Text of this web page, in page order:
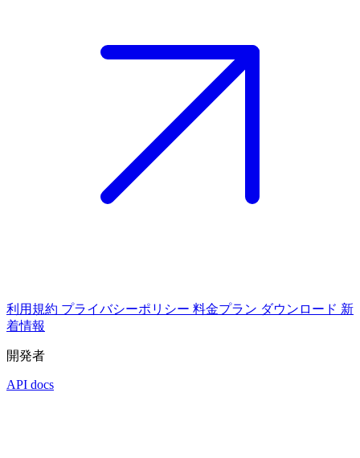
利用規約 プライバシーポリシー 料金プラン ダウンロード 新
着情報
開発者
API docs